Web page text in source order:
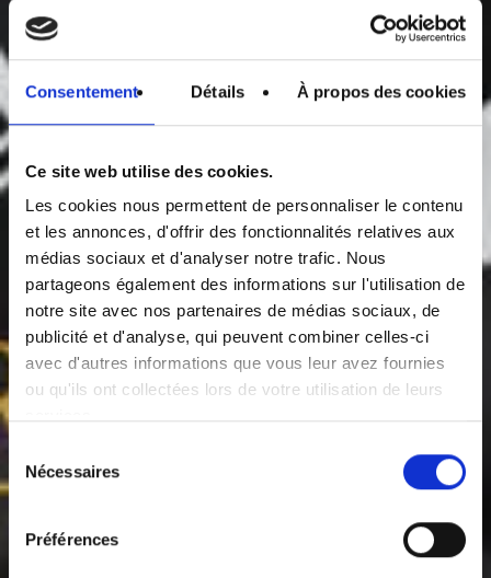
Consentement Détails À propos des cookies
Ce site web utilise des cookies.
Les cookies nous permettent de personnaliser le contenu
et les annonces, d'offrir des fonctionnalités relatives aux
médias sociaux et d'analyser notre trafic. Nous
partageons également des informations sur l'utilisation de
notre site avec nos partenaires de médias sociaux, de
publicité et d'analyse, qui peuvent combiner celles-ci
avec d'autres informations que vous leur avez fournies
ou qu'ils ont collectées lors de votre utilisation de leurs
du
consentement
Nécessaires
Préférences